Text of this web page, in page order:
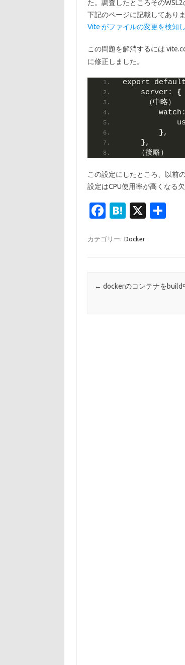
た。調査したところそのWSL2
下記のページに記載してありま
Vite がファイルの変更を検知
この問題を解消するには
に修正しました。
export
    server:
{
（中略）
},
},
（後略）
この設定にしたところ、以前
設定はCPU使用率が高くなる
Fa
e
o
H
e
X
カテゴリー: Docker
投稿ナビゲーション
← dockerのコンテナをbuild